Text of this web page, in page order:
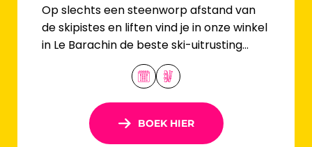
Op slechts een steenworp afstand van
de skipistes en liften vind je in onze winkel
in Le Barachin de beste ski-uitrusting
tegen de scherpste prijzen.
BOEK HIER